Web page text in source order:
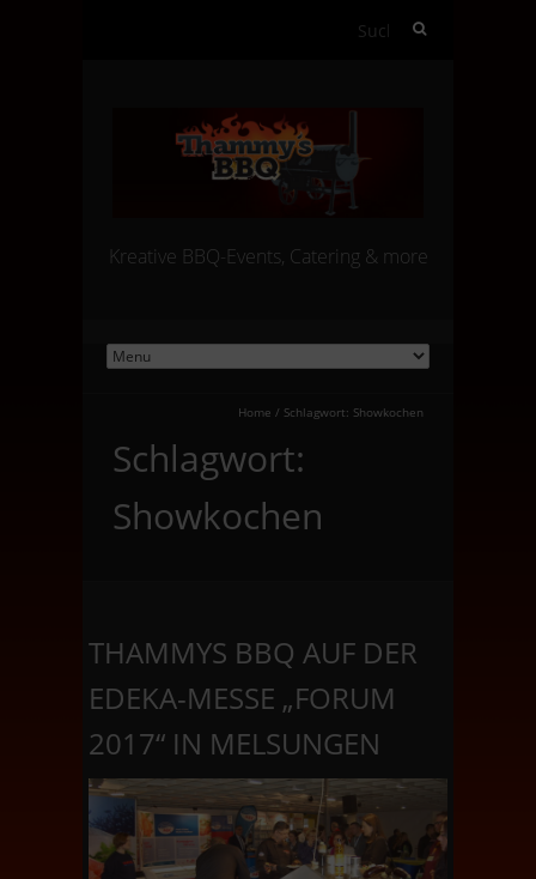
Suchen
Kreative BBQ-Events, Catering & more
Home / Schlagwort: Showkochen
Schlagwort:
Showkochen
THAMMYS BBQ AUF DER
EDEKA-MESSE „FORUM
2017“ IN MELSUNGEN